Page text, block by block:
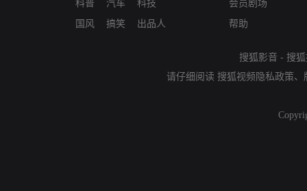
科普
国风
汽车
搞笑
科技
出品人
会员剧场
帮助
搜狐影音 - 搜
请仔细阅读 搜狐视频隐私政策、